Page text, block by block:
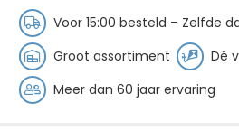
2M
aantalVoor 15:00 besteld – Zelfde
Groot assortiment
Dé
Meer dan 60 jaar ervaring